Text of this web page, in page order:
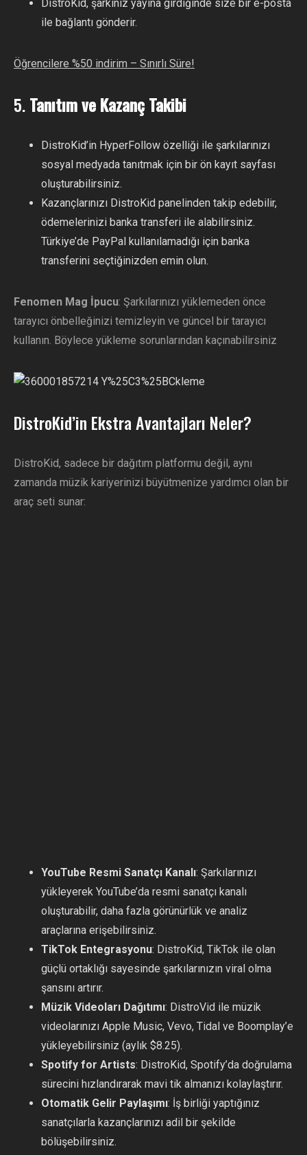
DistroKid, şarkınız yayına girdiğinde size bir e-posta
ile bağlantı gönderir.
Öğrencilere %50 indirim – Sınırlı Süre!
5.Tanıtım ve Kazanç Takibi
DistroKid’in HyperFollow özelliği ile şarkılarınızı
sosyal medyada tanıtmak için bir ön kayıt sayfası
oluşturabilirsiniz.
Kazançlarınızı DistroKid panelinden takip edebilir,
ödemelerinizi banka transferi ile alabilirsiniz.
Türkiye’de PayPal kullanılamadığı için banka
transferini seçtiğinizden emin olun.
Fenomen Mag İpucu: Şarkılarınızı yüklemeden önce
tarayıcı önbelleğinizi temizleyin ve güncel bir tarayıcı
kullanın. Böylece yükleme sorunlarından kaçınabilirsiniz
DistroKid’in Ekstra Avantajları Neler?
DistroKid, sadece bir dağıtım platformu değil, aynı
zamanda müzik kariyerinizi büyütmenize yardımcı olan bir
araç seti sunar:
YouTube Resmi Sanatçı Kanalı: Şarkılarınızı
yükleyerek YouTube’da resmi sanatçı kanalı
oluşturabilir, daha fazla görünürlük ve analiz
araçlarına erişebilirsiniz.
TikTok Entegrasyonu: DistroKid, TikTok ile olan
güçlü ortaklığı sayesinde şarkılarınızın viral olma
şansını artırır.
Müzik Videoları Dağıtımı: DistroVid ile müzik
videolarınızı Apple Music, Vevo, Tidal ve Boomplay’e
yükleyebilirsiniz (aylık $8.25).
Spotify for Artists: DistroKid, Spotify’da doğrulama
sürecini hızlandırarak mavi tik almanızı kolaylaştırır.
Otomatik Gelir Paylaşımı: İş birliği yaptığınız
sanatçılarla kazançlarınızı adil bir şekilde
bölüşebilirsiniz.